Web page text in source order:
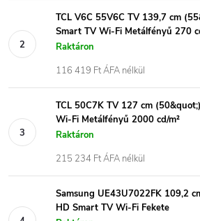
TCL V6C 55V6C TV 139,7 cm
Smart TV Wi-Fi Metálfényű 270
Raktáron
116 419 Ft ÁFA nélkül
TCL 50C7K TV 127 cm
Wi-Fi Metálfényű 2000 cd/m²
Raktáron
215 234 Ft ÁFA nélkül
Samsung UE43U7022FK 109,2
HD Smart TV Wi-Fi Fekete